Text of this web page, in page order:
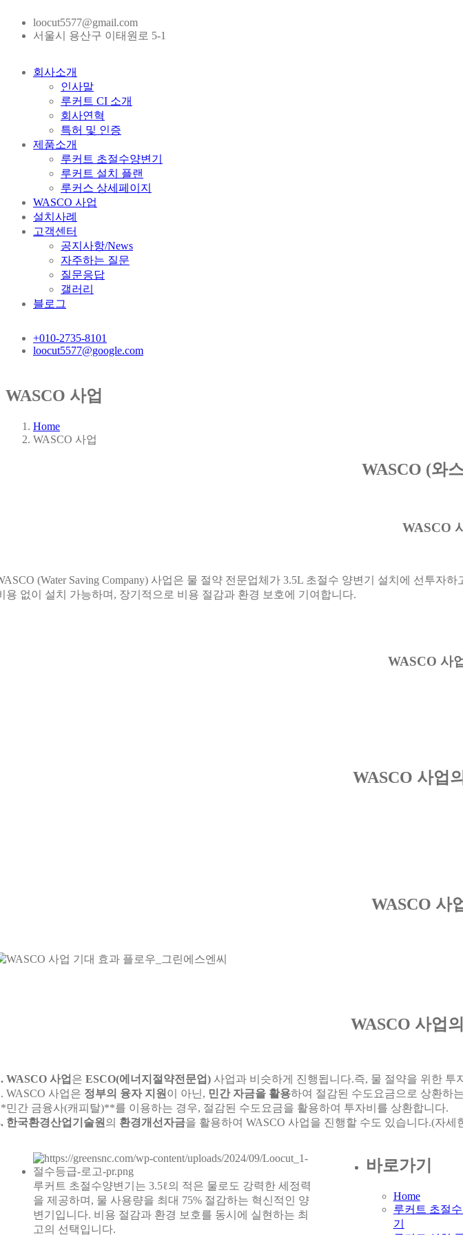
loocut5577@gmail.com
서울시 용산구 이태원로 5-1
회사소개
인사말
루커트 CI 소개
회사연혁
특허 및 인증
제품소개
루커트 초절수양변기
루커트 설치 플랜
루커스 상세페이지
WASCO 사업
설치사례
고객센터
공지사항/News
자주하는 질문
질문응답
갤러리
블로그
+010-2735-8101
loocut5577@google.com
WASCO 사업
Home
WASCO 사업
WASCO (와
WASCO
(Water Saving Company) 사업은 물 절약 전문업체가 3.5L 초절수 양변기 설치에 선투
용 없이 설치 가능하며, 장기적으로 비용 절감과 환경 보호에 기여합니다.
WASCO 사
WASCO 사업
WASCO 사
WASCO 사업
WASCO 사업 은 ESCO(에너지절약전문업) 사업과 비슷하게 진행됩니다.즉, 물 절약을 위한 투
WASCO 사업은 정부의 융자 지원 이 아닌, 민간 자금을 활용하여 절감된 수도요금으로 상환하
민간 금융사(캐피탈)**를 이용하는 경우, 절감된 수도요금을 활용하여 투자비를 상환합니다.
한국환경산업기술원 의 환경개선자금을 활용하여 WASCO 사업을 진행할 수도 있습니다.(자
루커트 초절수양변기는 3.5ℓ의 적은 물로도 강력한 세정력
을 제공하며, 물 사용량을 최대 75% 절감하는 혁신적인 양
변기입니다. 비용 절감과 환경 보호를 동시에 실현하는 최
고의 선택입니다.
바로가기
Home
루커트 초절
기